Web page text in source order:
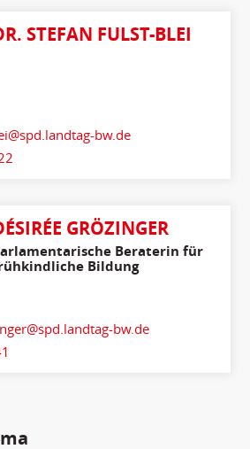
STEFAN FULST-BLEI
bw.de
GRÖZINGER
Beraterin für
Bildung
bw.de